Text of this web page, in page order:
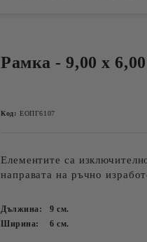
Рамка - 9,00 х
Код: ЕОПГ6107
Елементите са
направата на ръчно
Дължина: 9см.
Ширина:
6см.